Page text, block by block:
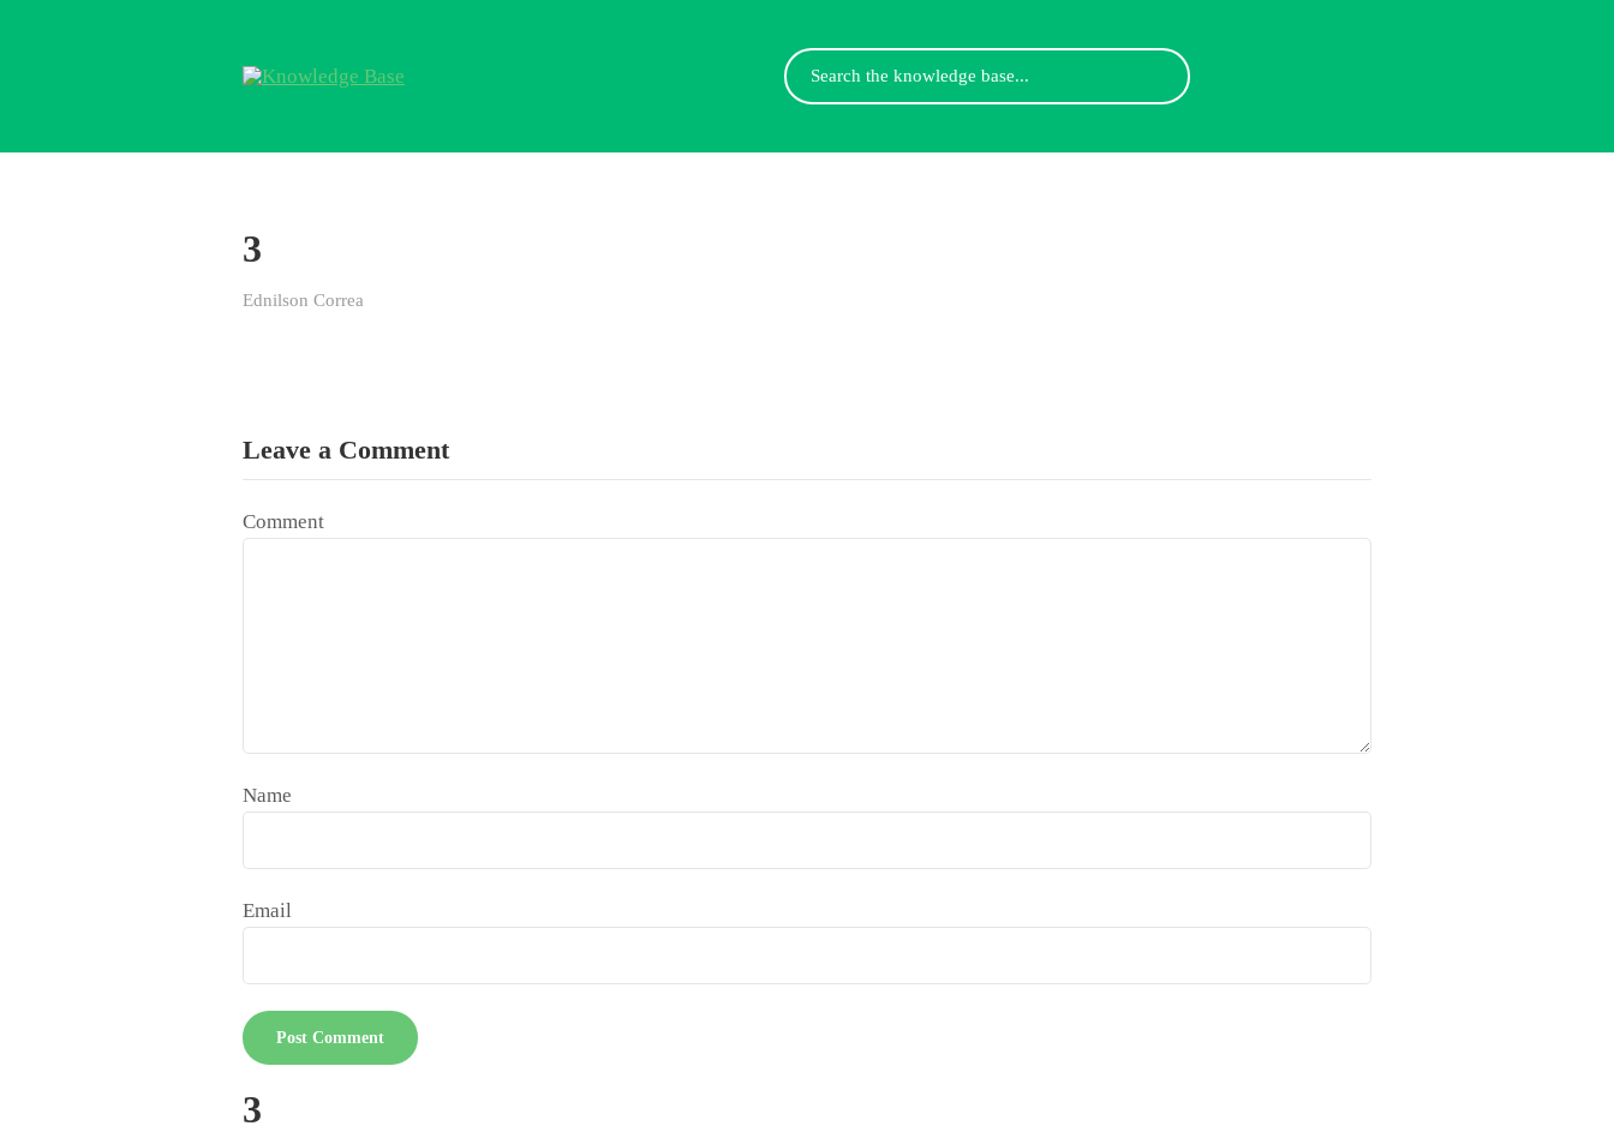
Search
For
3
Ednilson Correa
Leave a Comment
Comment
Name
Email
3